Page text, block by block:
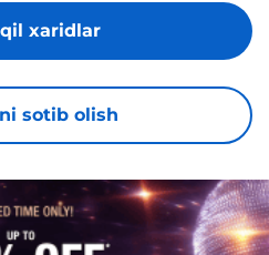
sotib olish
xaridlar